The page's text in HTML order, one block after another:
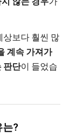
상보다 훨씬 많
계속 가져가
판단이 들었습
는?